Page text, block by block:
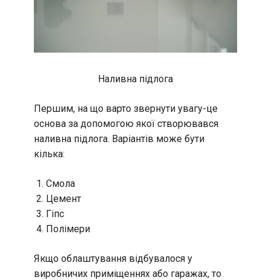
Наливна підлога
Першим, на що варто звернути увагу-це
основа за допомогою якої створювався
наливна підлога. Варіантів може бути
кілька:
Смола
Цемент
Гіпс
Полімери
Якщо облаштування відбувалося у
виробничих приміщеннях або гаражах, то